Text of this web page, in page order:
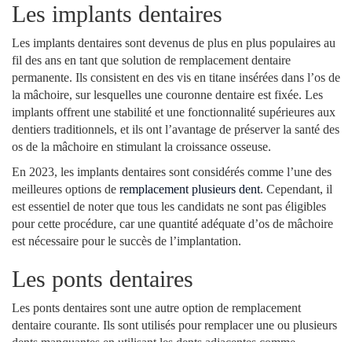
Les implants dentaires
Les implants dentaires sont devenus de plus en plus populaires au
fil des ans en tant que solution de remplacement dentaire
permanente. Ils consistent en des vis en titane insérées dans l’os de
la mâchoire, sur lesquelles une couronne dentaire est fixée. Les
implants offrent une stabilité et une fonctionnalité supérieures aux
dentiers traditionnels, et ils ont l’avantage de préserver la santé des
os de la mâchoire en stimulant la croissance osseuse.
En 2023, les implants dentaires sont considérés comme l’une des
meilleures options de remplacement plusieurs dent. Cependant, il
est essentiel de noter que tous les candidats ne sont pas éligibles
pour cette procédure, car une quantité adéquate d’os de mâchoire
est nécessaire pour le succès de l’implantation.
Les ponts dentaires
Les ponts dentaires sont une autre option de remplacement
dentaire courante. Ils sont utilisés pour remplacer une ou plusieurs